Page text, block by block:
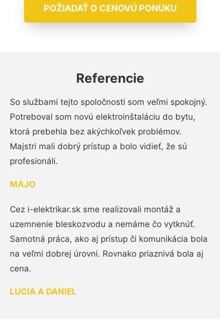
POŽIADAŤ O CENOVÚ PONUKU
Referencie
So službami tejto spoločnosti som veľmi spokojný.
Potreboval som novú elektroinštaláciu do bytu,
ktorá prebehla bez akýchkoľvek problémov.
Majstri mali dobrý prístup a bolo vidieť, že sú
profesionáli.
MAJO
Cez i-elektrikar.sk sme realizovali montáž a
uzemnenie bleskozvodu a nemáme čo vytknúť.
Samotná práca, ako aj prístup či komunikácia bola
na veľmi dobrej úrovni. Rovnako priaznivá bola aj
cena.
LUCIA A DANIEL